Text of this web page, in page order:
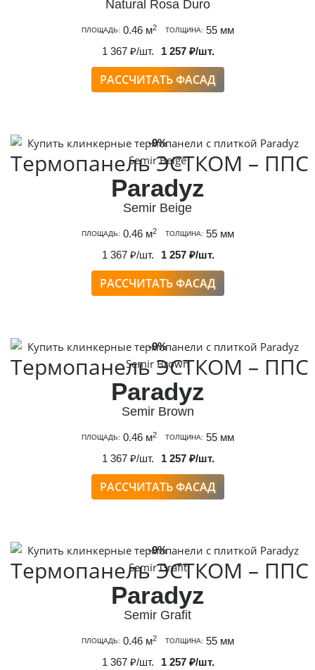
Natural Rosa Duro
ПЛОЩАДЬ: 0.46 м2 ТОЛЩИНА: 55 мм
1 367 ₽/шт.
1 257 ₽/шт.
РАССЧИТАТЬ ФАСАД
-9%
Термопанель ЭСТКОМ – ППС
Paradyz
Semir Beige
ПЛОЩАДЬ: 0.46 м2 ТОЛЩИНА: 55 мм
1 367 ₽/шт.
1 257 ₽/шт.
РАССЧИТАТЬ ФАСАД
-9%
Термопанель ЭСТКОМ – ППС
Paradyz
Semir Brown
ПЛОЩАДЬ: 0.46 м2 ТОЛЩИНА: 55 мм
1 367 ₽/шт.
1 257 ₽/шт.
РАССЧИТАТЬ ФАСАД
-9%
Термопанель ЭСТКОМ – ППС
Paradyz
Semir Grafit
ПЛОЩАДЬ: 0.46 м2 ТОЛЩИНА: 55 мм
1 367 ₽/шт.
1 257 ₽/шт.